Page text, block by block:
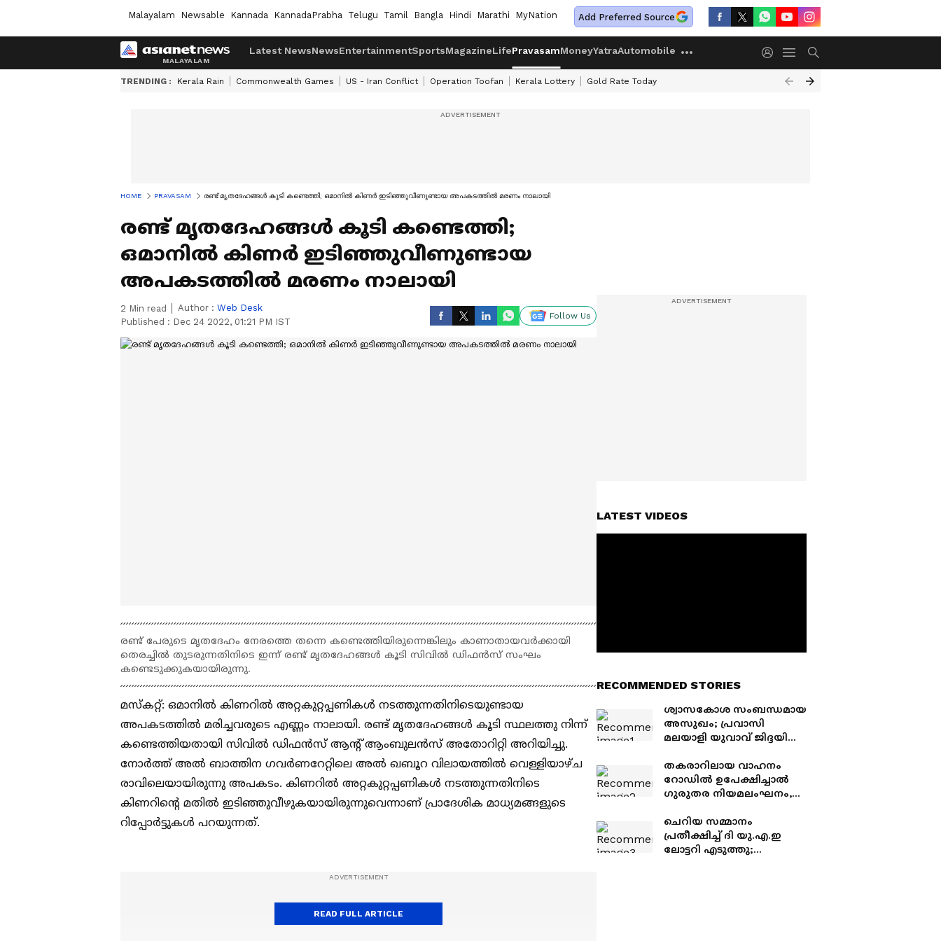
Malayalam Newsable Kannada KannadaPrabha Telugu Tamil Bangla Hindi Marathi MyNation Add Preferred Source
Latest NewsNewsEntertainmentSportsMagazineLifePravasamMoneyYatraAutomobile
TRENDING : Kerala Rain Commonwealth Games US - Iran Conflict Operation Toofan Kerala Lottery Gold Rate Today
HOME PRAVASAM രണ്ട് മൃതദേഹങ്ങള്‍ കൂടി കണ്ടെത്തി; ഒമാനില്‍ കിണര്‍ ഇടിഞ്ഞുവീണുണ്ടായ അപകടത്തില്‍ മരണം നാലായി
രണ്ട് മൃതദേഹങ്ങള്‍ കൂടി കണ്ടെത്തി;
ഒമാനില്‍ കിണര്‍ ഇടിഞ്ഞുവീണുണ്ടായ
അപകടത്തില്‍ മരണം നാലായി
2 Min read Author : Web Desk
Published : Dec 24 2022, 01:21 PM IST
Follow Us
രണ്ട് പേരുടെ മൃതദേഹം നേരത്തെ തന്നെ കണ്ടെത്തിയിരുന്നെങ്കിലും കാണാതായവര്‍ക്കായി
തെരച്ചില്‍ തുടരുന്നതിനിടെ ഇന്ന് രണ്ട് മൃതദേഹങ്ങള്‍ കൂടി സിവില്‍ ഡിഫന്‍സ് സംഘം
കണ്ടെടുക്കുകയായിരുന്നു.
മസ്‌കറ്റ്: ഒമാനില്‍ കിണറില്‍ അറ്റകുറ്റപ്പണികള്‍ നടത്തുന്നതിനിടെയുണ്ടായ
അപകടത്തില്‍ മരിച്ചവരുടെ എണ്ണം നാലായി. രണ്ട് മൃതദേഹങ്ങള്‍ കൂടി സ്ഥലത്തു നിന്ന്
കണ്ടെത്തിയതായി സിവില്‍ ഡിഫന്‍സ് ആന്റ് ആംബുലന്‍സ് അതോറിറ്റി അറിയിച്ചു.
നോര്‍ത്ത് അല്‍ ബാത്തിന ഗവര്‍ണറേറ്റിലെ അല്‍ ഖബൂറ വിലായത്തില്‍ വെള്ളിയാഴ്ച
രാവിലെയായിരുന്നു അപകടം. കിണറില്‍ അറ്റകുറ്റപ്പണികള്‍ നടത്തുന്നതിനിടെ
കിണറിന്റെ മതില്‍ ഇടിഞ്ഞുവീഴുകയായിരുന്നുവെന്നാണ് പ്രാദേശിക മാധ്യമങ്ങളുടെ
റിപ്പോര്‍ട്ടുകള്‍ പറയുന്നത്.
READ FULL ARTICLE
LATEST VIDEOS
RECOMMENDED STORIES
ശ്വാസകോശ സംബന്ധമായ
അസുഖം; പ്രവാസി
മലയാളി യുവാവ് ജിദ്ദയിൽ
തകരാറിലായ വാഹനം
റോഡിൽ ഉപേക്ഷിച്ചാൽ
ഗുരുതര നിയമലംഘനം,
അടക്കാതെ രാജ്യം വിടാൻ
അനുമതിയില്ല
ചെറിയ സമ്മാനം
പ്രതീക്ഷിച്ച് ദി യു.എ.ഇ
ലോട്ടറി എടുത്തു;